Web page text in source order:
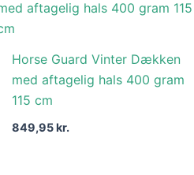
Horse Guard Vinter Dækken
med aftagelig hals 400 gram
115 cm
849,95kr.